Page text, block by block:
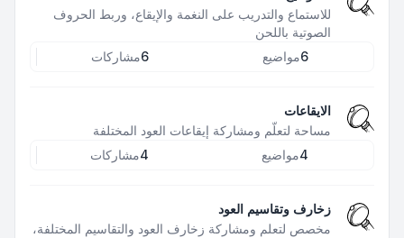
للاستماع والتدريب على النغمة والإيقاع، وربط الحروف
الصوتية باللحن
6مواضيع 6مشاركات
الايقاعات
مساحة لتعلّم ومشاركة إيقاعات العود المختلفة
4مواضيع 4مشاركات
زخارف وتقاسيم العود
مخصص لتعلم ومشاركة زخارف العود والتقاسيم المختلفة،